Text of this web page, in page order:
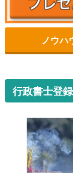
ノウハ
行政書士登